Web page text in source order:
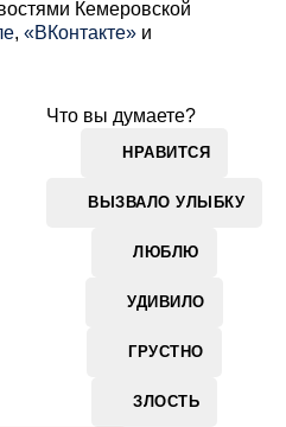
Кемеровской
, «ВКонтакте» и
Что вы думаете?
НРАВИТСЯ
ВЫЗВАЛО УЛЫБКУ
ЛЮБЛЮ
УДИВИЛО
ГРУСТНО
ЗЛОСТЬ